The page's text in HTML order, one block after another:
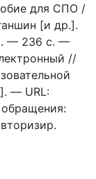
для СПО /
[и др.].
— 236 c. —
//
— URL: